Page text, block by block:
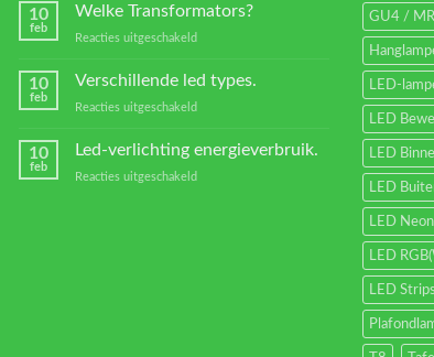
verlichting
10
feb
Welke Transformators?
Reacties uitgeschakeldvoor
Transformators?
10
feb
Verschillende led types.
Reacties uitgeschakeldvoor
10
feb
Led-verlichting energieverbruik.
Reacties uitgeschakeldvoor
GU4 /
LED-
LED
LED
LED
LED
LED
LED Strips